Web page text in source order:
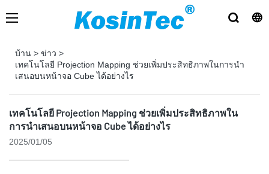
บ้าน > ข่าว >
เทคโนโลยี Projection Mapping ช่วยเพิ่มประสิทธิภาพในการนำ
เสนอบนหน้าจอ Cube ได้อย่างไร
เทคโนโลยี Projection Mapping ช่วยเพิ่มประสิทธิภาพใน
การนำเสนอบนหน้าจอ Cube ได้อย่างไร
2025/01/05